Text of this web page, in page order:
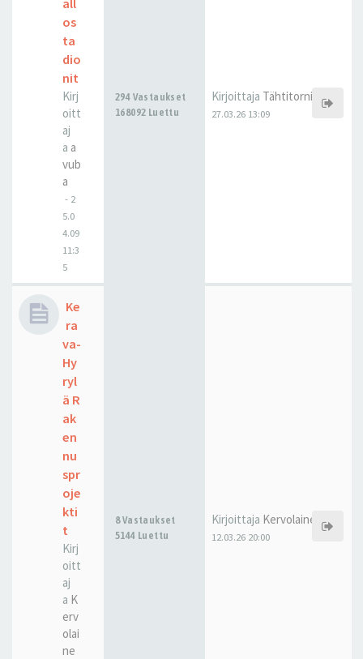
all
os
ta
dio
nit
Kirj
oitt
aj
a a
vub
a
- 2
5.0
4.09
11:3
5
294 Vastaukset
168092 Luettu
Kirjoittaja Tähtitorni
27.03.26 13:09
Ke
ra
va-
Hy
ryl
ä R
ak
en
nu
spr
oje
kti
t
Kirj
oitt
aj
a K
erv
olai
ne
8 Vastaukset
5144 Luettu
Kirjoittaja Kervolainen
12.03.26 20:00